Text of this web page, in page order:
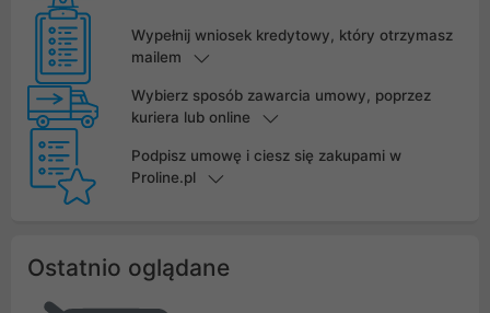
Wypełnij wniosek kredytowy, który otrzymasz
mailem
Wybierz sposób zawarcia umowy, poprzez
kuriera lub online
Podpisz umowę i ciesz się zakupami w
Proline.pl
Ostatnio oglądane